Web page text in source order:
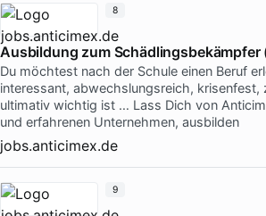
Ausbildung zum Schädlingsbekämpfer
Du möchtest nach der Schule einen Beruf
interessant, abwechslungsreich, krisenfest,
ultimativ wichtig ist … Lass Dich von
und erfahrenen Unternehmen, ausbilden
jobs.anticimex.de
8
9